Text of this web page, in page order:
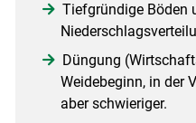
Tiefgründige Böden
Düngung
Weidebeginn, in der
aber schwieriger.